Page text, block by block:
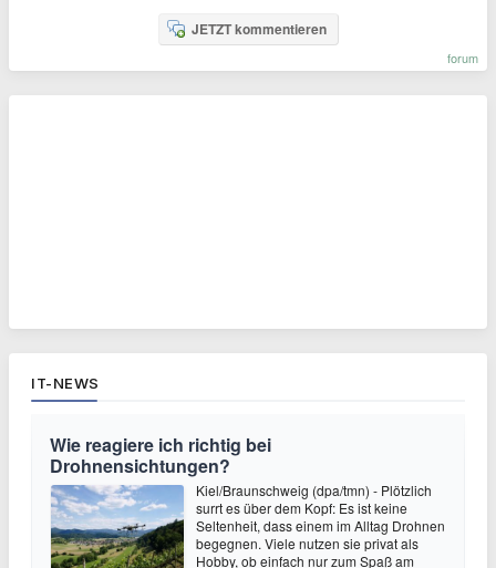
JETZT kommentieren
forum
IT-NEWS
Wie reagiere ich richtig bei
Drohnensichtungen?
Kiel/Braunschweig (dpa/tmn) - Plötzlich
surrt es über dem Kopf: Es ist keine
Seltenheit, dass einem im Alltag Drohnen
begegnen. Viele nutzen sie privat als
Hobby, ob einfach nur zum Spaß am